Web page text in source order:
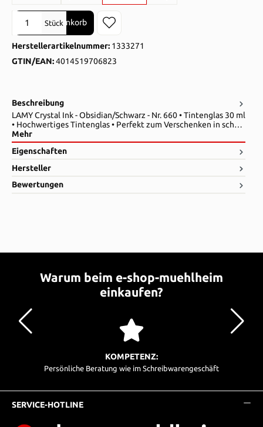
Produkt Anzahl: Gib den gewünschten Wert ein oder benutze die
Stück
In den Warenkorb
Herstellerartikelnummer: 1333271
GTIN/EAN:4014519706823
Beschreibung
LAMY Crystal Ink - Obsidian/Schwarz - Nr. 660 • Tintenglas 30 ml
• Hochwertiges Tintenglas • Perfekt zum Verschenken in sch…
Mehr
Eigenschaften
Hersteller
Bewertungen
Warum beim e-shop-muehlheim
einkaufen?
KOMPETENZ:
Persönliche Beratung wie im Schreibwarengeschäft
SERVICE-HOTLINE